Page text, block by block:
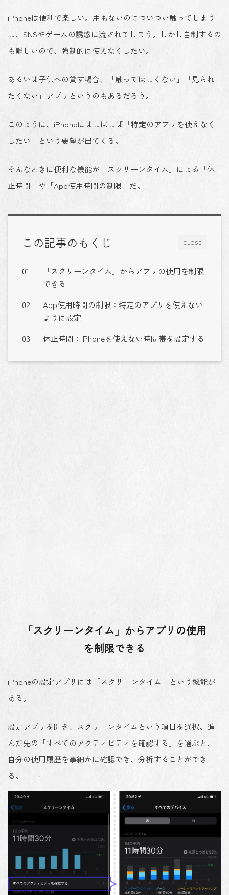
iPhoneは便利で楽しい。用もないのについつい触ってしまう
し、SNSやゲームの誘惑に流されてしまう。しかし自制するの
も難しいので、強制的に使えなくしたい。
あるいは子供への貸す場合、「触ってほしくない」「見られ
たくない」アプリというのもあるだろう。
このように、iPhoneにはしばしば「特定のアプリを使えなく
したい」という要望が出てくる。
そんなときに便利な機能が「スクリーンタイム」による「休
止時間」や「App使用時間の制限」だ。
CLOSE
この記事のもくじ
「スクリーンタイム」からアプリの使用を制限
できる
App使用時間の制限：特定のアプリを使えない
ように設定
休止時間：iPhoneを使えない時間帯を設定する
「スクリーンタイム」からアプリの使用
を制限できる
iPhoneの設定アプリには「スクリーンタイム」という機能が
ある。
設定アプリを開き、 スクリーンタイム という項目を選択。進
んだ先の「すべてのアクティビティを確認する」を選ぶと、
自分の使用履歴を事細かに確認でき、分析することができ
る。